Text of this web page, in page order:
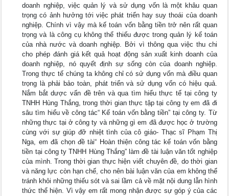
doanh nghiệp, việc quản lý và sử dụng vốn là một khâu quan
trọng có ảnh hưởng tới việc phát triển hay suy thoái của doanh
nghiệp. Chính vì vậy mà kế toán vốn bằng tiền trở nên rất quan
trọng và là công cụ không thể thiếu được trong quản lý kế toán
của nhà nước và doanh nghiệp. Bởi vì thông qua việc thu chi
cho phép đánh giá kết quả hoạt động sản xuất kinh doanh của
doanh nghiệp, nó quyết định sự sống còn của doanh nghiệp.
Trong thực tế chúng ta không chỉ có sử dụng vốn mà điều quan
trọng là phải bảo toàn, phát triển và sử dụng vốn có hiệu quả.
Nắm bắt dược vấn đề trên và qua tìm hiểu thực tế tại công ty
TNHH Hùng Thắng, trong thời gian thực tập tại công ty em đã đi
sâu tìm hiểu về công tác“ Kế toán vốn bằng tiền” tại công ty. Từ
những thực tại ở công ty và những gì em đã được học ở trường
cùng với sự giúp đỡ nhiệt tình của cô giáo- Thạc sĩ Phạm Thị
Nga, em đã chọn đề tài“ Hoàn thiện công tác kế toán vốn bằng
tiền tại công ty TNHH Hùng Thắng” làm đề tài luận văn tốt nghiệp
của mình. Trong thời gian thực hiện viết chuyên đề, do thời gian
và năng lực còn hạn chế, cho nên bài luận văn của em không thể
tránh khỏi những thiếu sót và sai lầm cả về mặt nội dung lẫn hình
thức thể hiện. Vì vậy em rất mong nhận được sự góp ý của các